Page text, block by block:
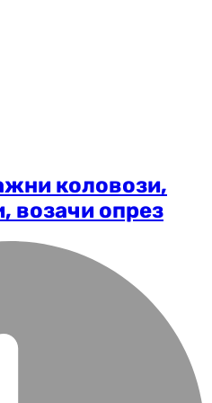
коловози,
возачи опрез